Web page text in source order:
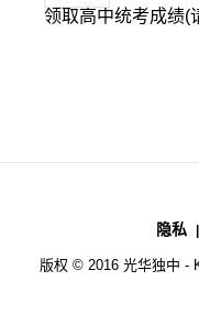
领取高中统考成绩(
隐私
版权 © 2016 光华独中 -